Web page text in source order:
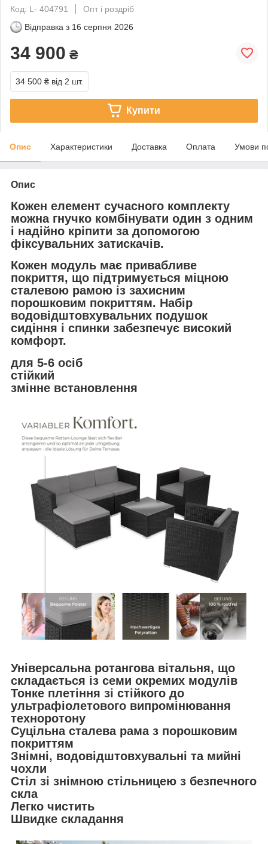
Код: L- 404791
Опт і роздріб
Відправка з 16 серпня 2026
34 900 ₴
34 500 ₴ від 2 шт.
Купити
Опис Характеристики Доставка Оплата Умови
Опис
Кожен елемент сучасного комплекту
можна гнучко комбінувати один з одним
і надійно кріпити за допомогою
фіксувальних затискачів.
Кожен модуль має привабливе
покриття, що підтримується міцною
сталевою рамою із захисним
порошковим покриттям. Набір
водовідштовхувальних подушок
сидіння і спинки забезпечує високий
комфорт.
для 5-6 осіб
стійкий
змінне встановлення
Універсальна ротангова вітальня, що
складається із семи окремих модулів
Тонке плетіння зі стійкого до
ультрафіолетового випромінювання
техноротону
Суцільна сталева рама з порошковим
покриттям
Знімні, водовідштовхувальні та мийні
чохли
Стіл зі знімною стільницею з безпечного
скла
Легко чистить
Швидке складання